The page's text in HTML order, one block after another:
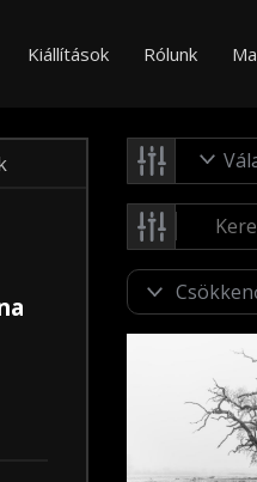
Kiállítások Rólunk